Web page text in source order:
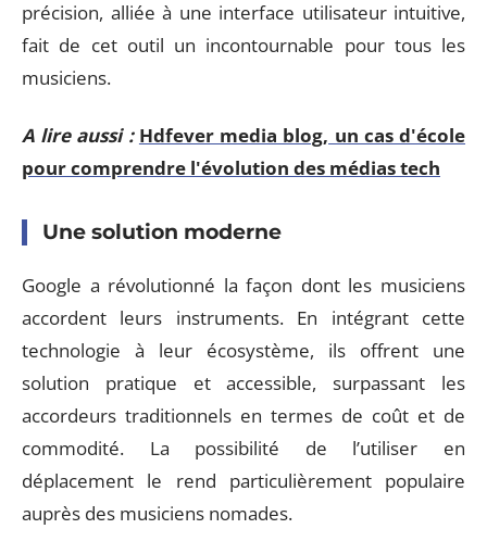
précision, alliée à une interface utilisateur intuitive,
fait de cet outil un incontournable pour tous les
musiciens.
A lire aussi : Hdfever media blog, un cas d'école
pour comprendre l'évolution des médias tech
Une solution moderne
Google a révolutionné la façon dont les musiciens
accordent leurs instruments. En intégrant cette
technologie à leur écosystème, ils offrent une
solution pratique et accessible, surpassant les
accordeurs traditionnels en termes de coût et de
commodité. La possibilité de l’utiliser en
déplacement le rend particulièrement populaire
auprès des musiciens nomades.